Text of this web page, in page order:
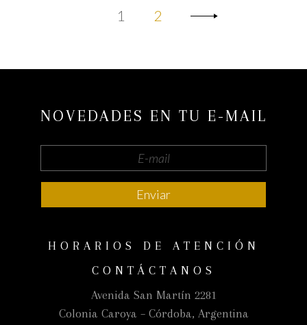
1 2
NOVEDADES EN TU E-MAIL
HORARIOS DE ATENCIÓN
CONTÁCTANOS
Avenida San Martín 2281
Colonia Caroya – Córdoba, Argentina